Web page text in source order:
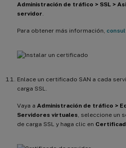
Administración de tráfico > SSL >
servidor
Para obtener más información,
Enlace un certificado SAN a cada
carga SSL.
Vaya a Administración de tráfico >
Servidores virtuales , seleccione un
de carga SSL y haga clic en